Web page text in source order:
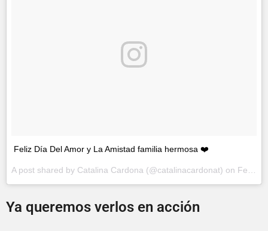
Feliz Día Del Amor y La Amistad familia hermosa ❤️
A post shared by Catalina Cardona (@catalinacardonat) on Feb 14, 2018 at 10:34am PST
Ya queremos verlos en acción